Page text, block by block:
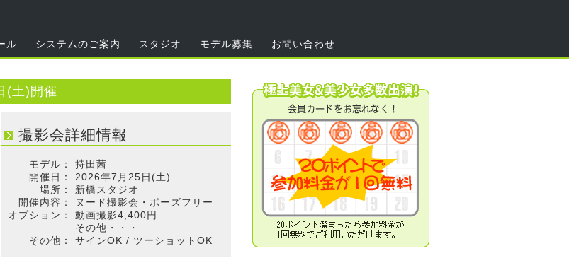
ル システムのご案内 スタジオ モデル募集 お問い合わせ
土)開催
撮影会詳細情報
モデル：
持田茜
開催日：
2026年7月25日(土)
場所：
新橋スタジオ
開催内容：
ヌード撮影会・ポーズフリー
オプション：
動画撮影4,400円
その他・・・
その他：
サインOK / ツーショットOK